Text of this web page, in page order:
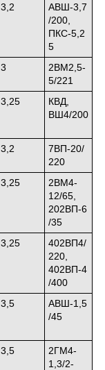
3,2
АВШ-3,7
/200,
ПКС-5,2
5
3
2ВМ2,5-
5/221
3,25
КВД,
ВШ4/200
3,2
7ВП-20/
220
3,25
2ВМ4-
12/65,
202ВП-6
/35
3,25
402ВП4/
220,
402ВП-4
/400
3,5
АВШ-1,5
/45
3,5
2ГМ4-
1,3/2-